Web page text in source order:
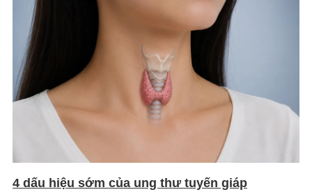
4 dấu hiệu sớm của ung thư tuyến giáp